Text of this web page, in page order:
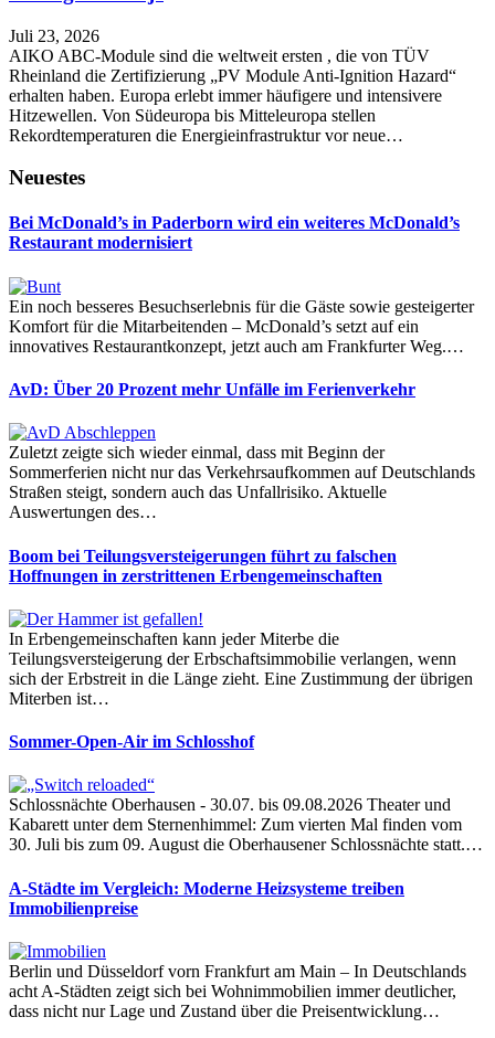
Juli 23, 2026
AIKO ABC-Module sind die weltweit ersten , die von TÜV
Rheinland die Zertifizierung „PV Module Anti-Ignition Hazard“
erhalten haben. Europa erlebt immer häufigere und intensivere
Hitzewellen. Von Südeuropa bis Mitteleuropa stellen
Rekordtemperaturen die Energieinfrastruktur vor neue…
Neuestes
Bei McDonald’s in Paderborn wird ein weiteres McDonald’s
Restaurant modernisiert
Ein noch besseres Besuchserlebnis für die Gäste sowie gesteigerter
Komfort für die Mitarbeitenden – McDonald’s setzt auf ein
innovatives Restaurantkonzept, jetzt auch am Frankfurter Weg.…
AvD: Über 20 Prozent mehr Unfälle im Ferienverkehr
Zuletzt zeigte sich wieder einmal, dass mit Beginn der
Sommerferien nicht nur das Verkehrsaufkommen auf Deutschlands
Straßen steigt, sondern auch das Unfallrisiko. Aktuelle
Auswertungen des…
Boom bei Teilungsversteigerungen führt zu falschen
Hoffnungen in zerstrittenen Erbengemeinschaften
In Erbengemeinschaften kann jeder Miterbe die
Teilungsversteigerung der Erbschaftsimmobilie verlangen, wenn
sich der Erbstreit in die Länge zieht. Eine Zustimmung der übrigen
Miterben ist…
Sommer-Open-Air im Schlosshof
Schlossnächte Oberhausen - 30.07. bis 09.08.2026 Theater und
Kabarett unter dem Sternenhimmel: Zum vierten Mal finden vom
30. Juli bis zum 09. August die Oberhausener Schlossnächte statt.…
A-Städte im Vergleich: Moderne Heizsysteme treiben
Immobilienpreise
Berlin und Düsseldorf vorn Frankfurt am Main – In Deutschlands
acht A-Städten zeigt sich bei Wohnimmobilien immer deutlicher,
dass nicht nur Lage und Zustand über die Preisentwicklung…